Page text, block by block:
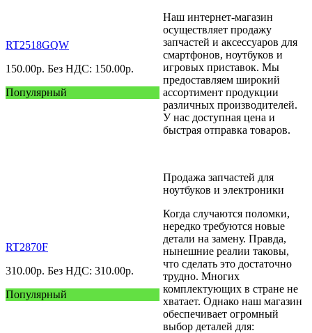
RT2518GQW
150.00р. Без НДС: 150.00р.
Популярный
RT2870F
310.00р. Без НДС: 310.00р.
Популярный
Наш интернет-магазин
осуществляет продажу
запчастей и аксессуаров для
смартфонов, ноутбуков и
игровых приставок. Мы
предоставляем широкий
ассортимент продукции
различных производителей.
У нас доступная цена и
быстрая отправка товаров.
Продажа запчастей для
ноутбуков и электроники
Когда случаются поломки,
нередко требуются новые
детали на замену. Правда,
нынешние реалии таковы,
что сделать это достаточно
трудно. Многих
комплектующих в стране не
хватает. Однако наш магазин
обеспечивает огромный
выбор деталей для: